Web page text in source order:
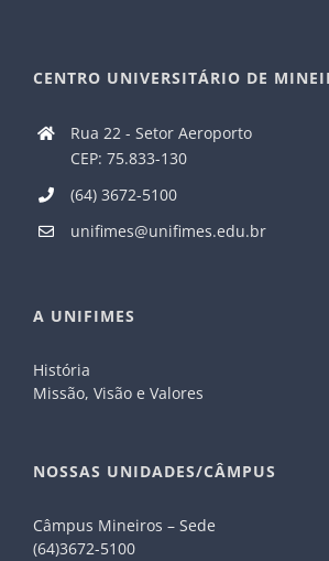
CENTRO UNIVERSITÁRIO DE
Rua 22 - Setor Aeroporto
CEP: 75.833-130
(64) 3672-5100
unifimes@unifimes.edu.br
A UNIFIMES
História
Missão, Visão e Valores
NOSSAS UNIDADES/CÂMPUS
Câmpus Mineiros – Sede
(64)3672-5100